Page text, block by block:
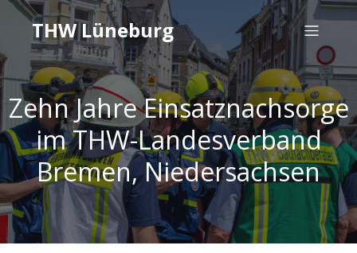
THW Lüneburg
Zehn Jahre Einsatznachsorge
im THW-Landesverband
Bremen, Niedersachsen